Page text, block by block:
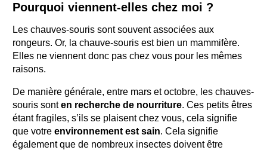
Pourquoi viennent-elles chez moi ?
Les chauves-souris sont souvent associées aux
rongeurs. Or, la chauve-souris est bien un mammifère.
Elles ne viennent donc pas chez vous pour les mêmes
raisons.
De manière générale, entre mars et octobre, les chauves-
souris sonten recherche de nourriture. Ces petits êtres
étant fragiles, s’ils se plaisent chez vous, cela signifie
que votre environnement est sain. Cela signifie
également que de nombreux insectes doivent être